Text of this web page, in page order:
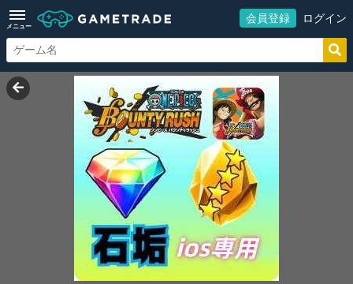
メニュー
会員登録 ログイン